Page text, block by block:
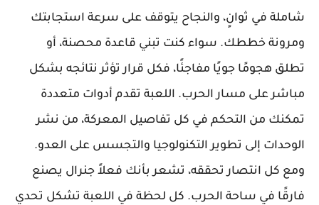
شاملة في ثوانٍ، والنجاح يتوقف على سرعة استجابتك
ومرونة خططك. سواء كنت تبني قاعدة محصنة، أو
تطلق هجومًا جويًا مفاجئًا، فكل قرار تؤثر نتائجه بشكل
مباشر على مسار الحرب. اللعبة تقدم أدوات متعددة
تمكنك من التحكم في كل تفاصيل المعركة، من نشر
الوحدات إلى تطوير التكنولوجيا والتجسس على العدو.
ومع كل انتصار تحققه، تشعر بأنك فعلاً جنرال يصنع
فارقًا في ساحة الحرب. كل لحظة في اللعبة تشكل تحدي